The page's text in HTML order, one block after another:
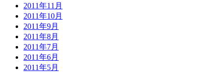
2011年11月
2011年10月
2011年9月
2011年8月
2011年7月
2011年6月
2011年5月